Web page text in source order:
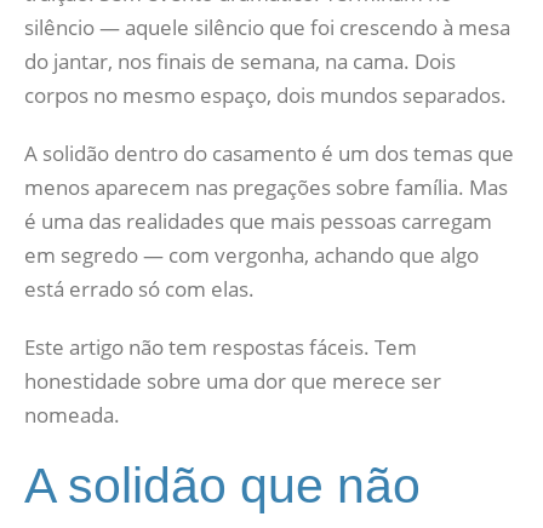
silêncio — aquele silêncio que foi crescendo à mesa
do jantar, nos finais de semana, na cama. Dois
corpos no mesmo espaço, dois mundos separados.
A solidão dentro do casamento é um dos temas que
menos aparecem nas pregações sobre família. Mas
é uma das realidades que mais pessoas carregam
em segredo — com vergonha, achando que algo
está errado só com elas.
Este artigo não tem respostas fáceis. Tem
honestidade sobre uma dor que merece ser
nomeada.
A solidão que não